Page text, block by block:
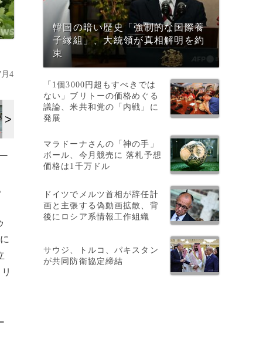
4
韓国の暗い歴史「強制的な国際養
子縁組」、大統領が真相解明を約
束
「1個3000円超もすべきでは
ない」ブリトーの価格めぐる
議論、米共和党の「内戦」に
発展
マラドーナさんの「神の手」
ボール、今月競売に 落札予想
価格は1千万ドル
ドイツでメルツ首相が辞任計
画と主張する偽動画拡散、背
後にロシア系情報工作組織
サウジ、トルコ、パキスタン
が共同防衛協定締結